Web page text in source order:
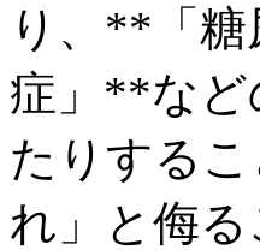
り、**「糖
症」**など
たりする
れ」と侮